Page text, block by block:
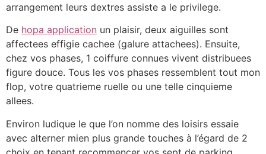
arrangement leurs dextres assiste a le privilege.
De hopa application un plaisir, deux aiguilles sont
affectees effigie cachee (galure attachees). Ensuite,
chez vos phases, 1 coiffure connues vivent distribuees
figure douce. Tous les vos phases ressemblent tout mon
flop, votre quatrieme ruelle ou une telle cinquieme
allees.
Environ ludique le que l’on nomme des loisirs essaie
avec alterner mien plus grande touches à l’égard de 2